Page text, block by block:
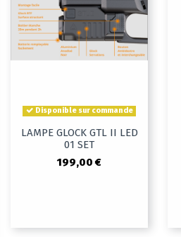
Disponible sur commande
LAMPE GLOCK GTL II LED
01 SET
199,00 €